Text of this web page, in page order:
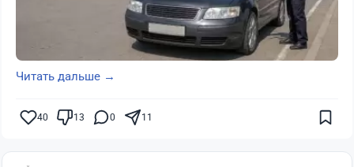
Читать дальше →
40 13 0 11